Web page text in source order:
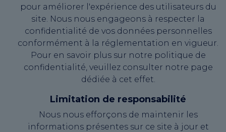
pour améliorer l'expérience des utilisateurs du
site. Nous nous engageons à respecter la
confidentialité de vos données personnelles
conformément à la réglementation en vigueur.
Pour en savoir plus sur notre politique de
confidentialité, veuillez consulter notre page
dédiée à cet effet.
Limitation de responsabilité
Nous nous efforçons de maintenir les
informations présentes sur ce site à jour et